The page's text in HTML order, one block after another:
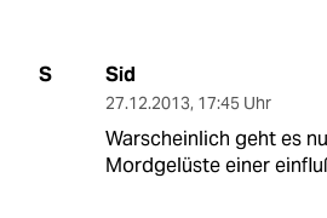
S Sid
27.12.2013, 17:45 Uhr
Warscheinlich geht es
Mordgelüste einer